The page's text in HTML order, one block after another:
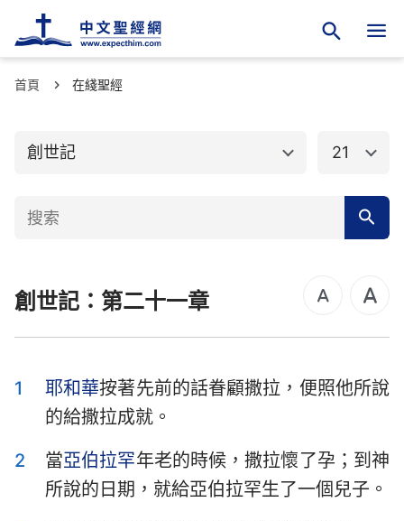
首頁 在綫聖經
創世記
舊約聖經
創世記
申命記
撒母耳記上
歷代志上 歷代志下
以斯拉記
以斯帖記 約伯記
21
創世記：第二十一章
1 耶和華按著先前的話眷顧撒拉，便照他所說
的給撒拉成就。
2
當亞伯拉罕年老的時候，撒拉懷了孕；到神
所說的日期，就給亞伯拉罕生了一個兒子。